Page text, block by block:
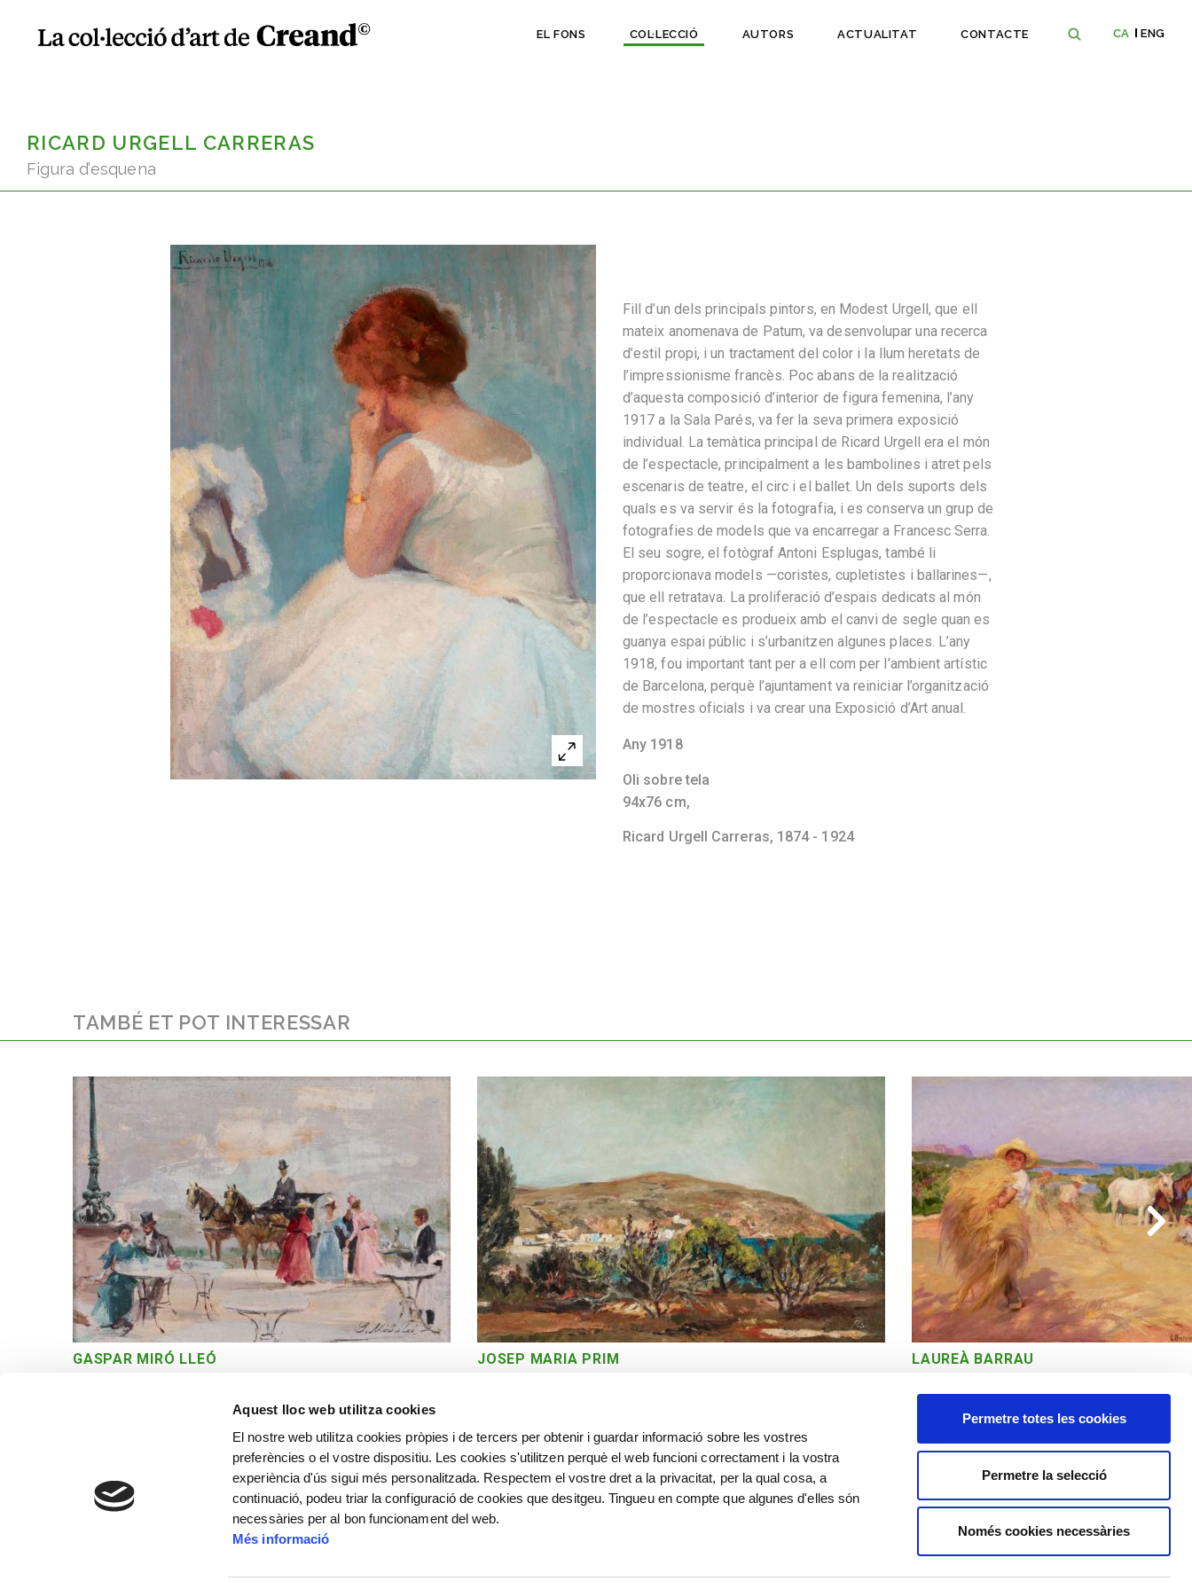
Aquest lloc web utilitza cookies
El nostre web utilitza cookies pròpies i de tercers per obtenir i guardar informació sobre les vostres
preferències o el vostre dispositiu. Les cookies s'utilitzen perquè el web funcioni correctament i la vostra
experiència d'ús sigui més personalitzada. Respectem el vostre dret a la privacitat, per la qual cosa, a
continuació, podeu triar la configuració de cookies que desitgeu. Tingueu en compte que algunes d'elles són
necessàries per al bon funcionament del web.
Més informació
Permetre totes les cookies
Permetre la selecció
Només cookies necessàries
EL FONS COL·LECCIÓ AUTORS ACTUALITAT CONTACTE CA ENG
RICARD URGELL CARRERAS
Figura d’esquena
Fill d’un dels principals pintors, en Modest Urgell, que ell
mateix anomenava de Patum, va desenvolupar una recerca
d’estil propi, i un tractament del color i la llum heretats de
l’impressionisme francès. Poc abans de la realització
d’aquesta composició d’interior de figura femenina, l’any
1917 a la Sala Parés, va fer la seva primera exposició
individual. La temàtica principal de Ricard Urgell era el món
de l’espectacle, principalment a les bambolines i atret pels
escenaris de teatre, el circ i el ballet. Un dels suports dels
quals es va servir és la fotografia, i es conserva un grup de
fotografies de models que va encarregar a Francesc Serra.
El seu sogre, el fotògraf Antoni Esplugas, també li
proporcionava models —coristes, cupletistes i ballarines—,
que ell retratava. La proliferació d’espais dedicats al món
de l’espectacle es produeix amb el canvi de segle quan es
guanya espai públic i s’urbanitzen algunes places. L’any
1918, fou important tant per a ell com per l’ambient artístic
de Barcelona, perquè l’ajuntament va reiniciar l’organització
de mostres oficials i va crear una Exposició d’Art anual.
Any 1918
Oli sobre tela
94x76 cm,
Ricard Urgell Carreras, 1874 - 1924
TAMBÉ ET POT INTERESSAR
GASPAR MIRÓ LLEÓ
JOSEP MARIA PRIM
LAUREÀ BARRAU
Política de cookies Política de privacitat Avís legal
©️ Comissió Tàpies, VEGAP, Andorra, 2020
©️ Salvador Dalí, Fundació Gala-Salvador Dalí, VEGAP, Andorra, 2020